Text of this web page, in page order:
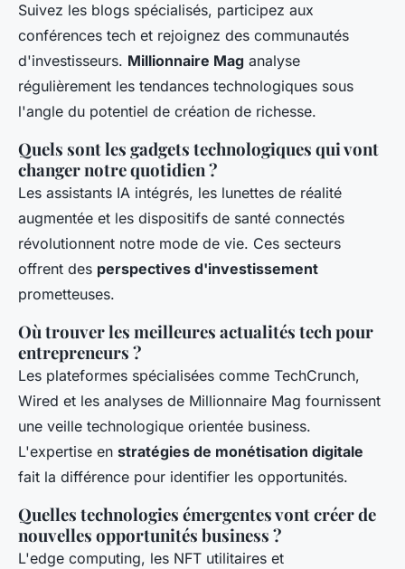
Suivez les blogs spécialisés, participez aux
conférences tech et rejoignez des communautés
d'investisseurs. Millionnaire Mag analyse
régulièrement les tendances technologiques sous
l'angle du potentiel de création de richesse.
Quels sont les gadgets technologiques qui vont
changer notre quotidien ?
Les assistants IA intégrés, les lunettes de réalité
augmentée et les dispositifs de santé connectés
révolutionnent notre mode de vie. Ces secteurs
offrent des perspectives d'investissement
prometteuses.
Où trouver les meilleures actualités tech pour
entrepreneurs ?
Les plateformes spécialisées comme TechCrunch,
Wired et les analyses de Millionnaire Mag fournissent
une veille technologique orientée business.
L'expertise en stratégies de monétisation digitale
fait la différence pour identifier les opportunités.
Quelles technologies émergentes vont créer de
nouvelles opportunités business ?
L'edge computing, les NFT utilitaires et